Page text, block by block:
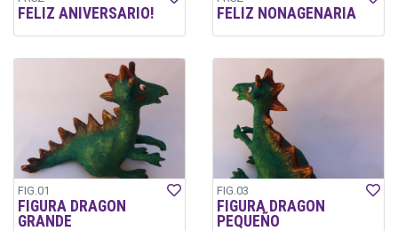
FELIZ ANIVERSARIO! FELIZ NONAGENARIA
FIG.01
FIGURA DRAGON
GRANDE
FIG.03
FIGURA DRAGON
PEQUEÑO